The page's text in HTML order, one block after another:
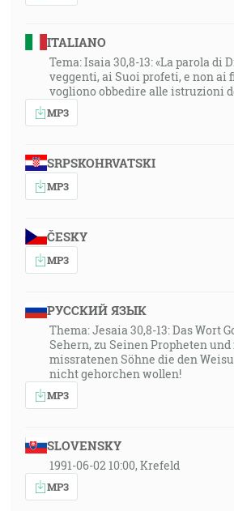
ITALIANO
Tema: Isaia 30,8-13: «La parola di
veggenti, ai Suoi profeti, e non ai
vogliono obbedire alle istruzioni
MP3
SRPSKOHRVATSKI
MP3
ČESKY
MP3
РУССКИЙ ЯЗЫК
Thema: Jesaia 30,8-13: Das Wort
Sehern, zu Seinen Propheten
missratenen Söhne die den
nicht gehorchen wollen!
MP3
SLOVENSKY
1991-06-02 10:00, Krefeld
MP3